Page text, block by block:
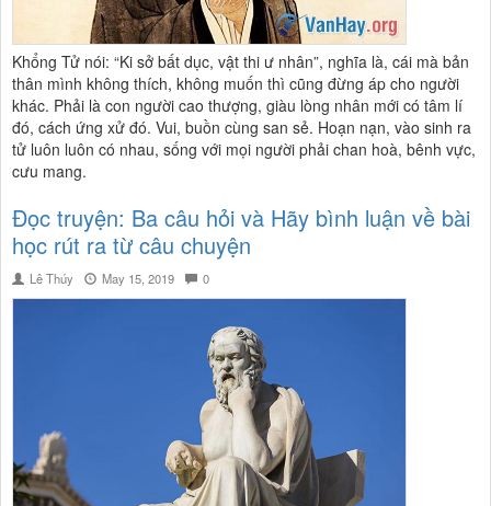
Khổng Tử nói: “Ki sở bất dục, vật thi ư nhân”, nghĩa là, cái mà bản
thân mình không thích, không muốn thì cũng đừng áp cho người
khác. Phải là con người cao thượng, giàu lòng nhân mới có tâm lí
đó, cách ứng xử đó. Vui, buồn cùng san sẻ. Hoạn nạn, vào sinh ra
tử luôn luôn có nhau, sống với mọi người phải chan hoà, bênh vực,
cưu mang.
Đọc truyện: Ba câu hỏi và Hãy bình luận về bài
học rút ra từ câu chuyện
Lê Thúy May 15, 2019 0